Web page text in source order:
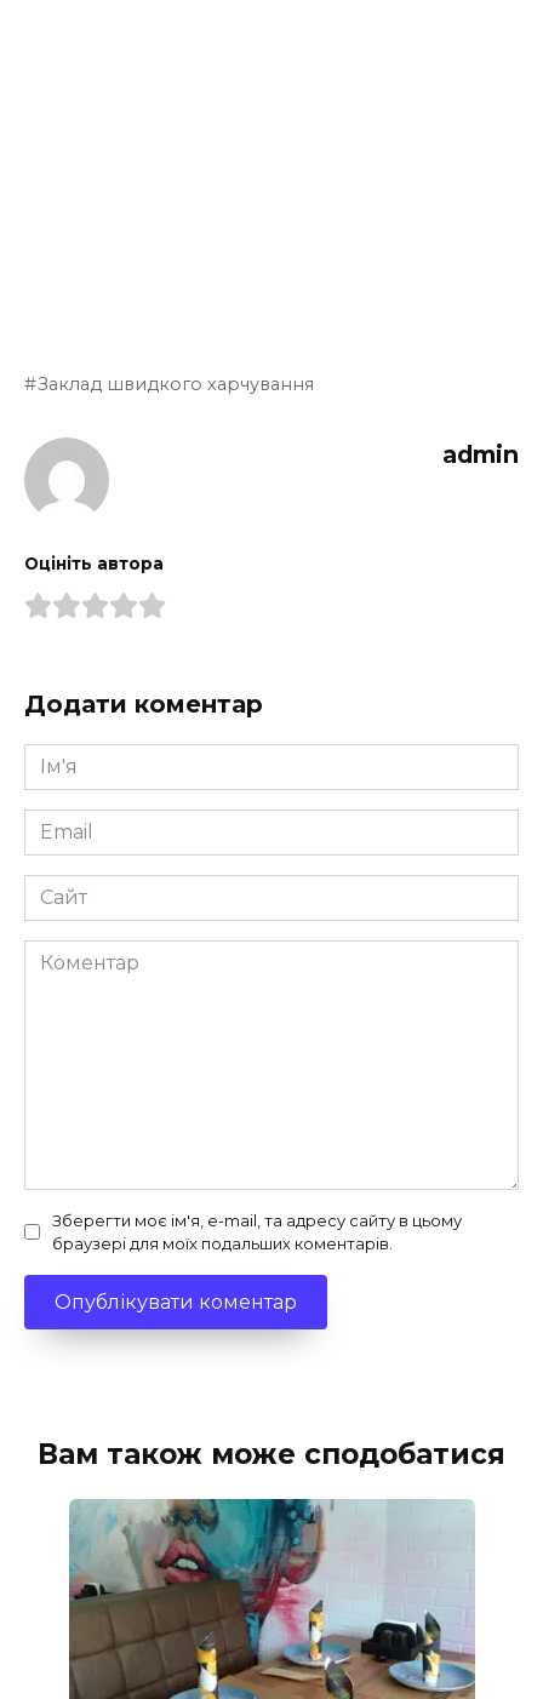
Заклад швидкого харчування
admin
Оцініть автора
Додати коментар
Ім'я
*
Email
*
Сайт
Коментар
Зберегти моє ім'я, e-mail, та адресу сайту в цьому
браузері для моїх подальших коментарів.
Вам також може сподобатися